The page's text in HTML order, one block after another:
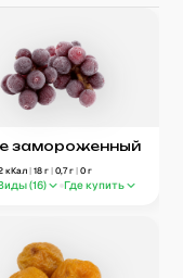
замороженный
кКал | 18 г | 0,7г | 0 г
(16) Где купить